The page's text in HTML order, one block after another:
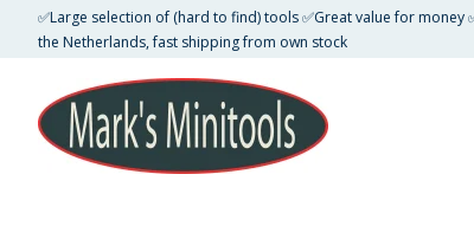
✅Large selection of (hard to find) tools ✅Great value for money
the Netherlands, fast shipping from own stock